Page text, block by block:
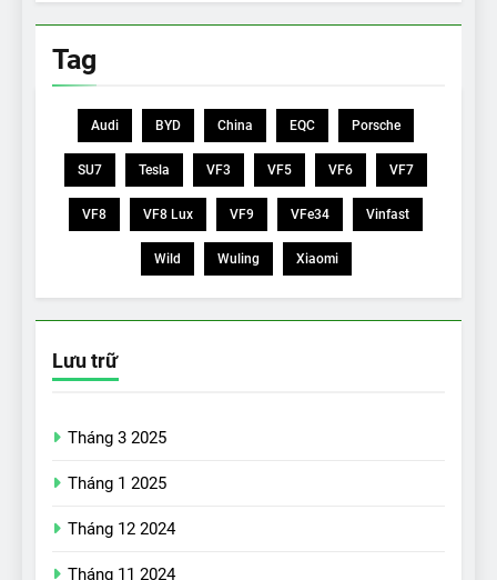
Tag
Audi BYD China EQC Porsche
SU7 Tesla VF3 VF5 VF6 VF7
VF8 VF8 Lux VF9 VFe34 Vinfast
Wild Wuling Xiaomi
Lưu trữ
Tháng 3 2025
Tháng 1 2025
Tháng 12 2024
Tháng 11 2024